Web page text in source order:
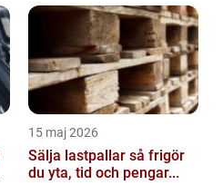
15 maj 2026
Sälja lastpallar så frigör
du yta, tid och pengar...